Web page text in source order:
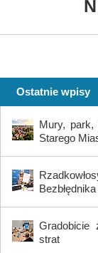
Ostatnie wpisy
Mury, park,
Starego
Gradobicie
strat